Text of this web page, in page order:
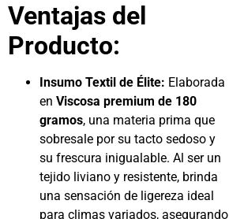
Ventajas del
Producto:
Insumo Textil de Élite: Elaborada
en Viscosa premium de 180
gramos, una materia prima que
sobresale por su tacto sedoso y
su frescura inigualable. Al ser un
tejido liviano y resistente, brinda
una sensación de ligereza ideal
para climas variados, asegurando